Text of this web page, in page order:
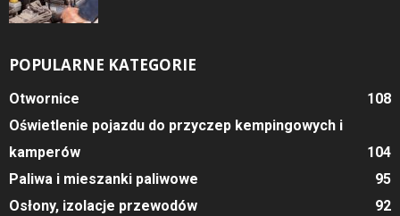
POPULARNE KATEGORIE
Otwornice
108
Oświetlenie pojazdu do przyczep kempingowych i
kamperów
104
Paliwa i mieszanki paliwowe
95
Osłony, izolacje przewodów
92